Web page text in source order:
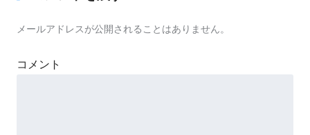
メールアドレスが公開されることはありません。
コメント